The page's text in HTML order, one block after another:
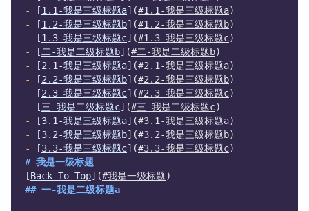
-
[1.1-我是三级标题a](#1.1-我是三级标题a)
-
[1.2-我是三级标题b](#1.2-我是三级标题b)
-
[1.3-我是三级标题c](#1.3-我是三级标题c)
-
[二-我是二级标题b](#二-我是二级标题b)
-
[2.1-我是三级标题a](#2.1-我是三级标题a)
-
[2.2-我是三级标题b](#2.2-我是三级标题b)
-
[2.3-我是三级标题c](#2.3-我是三级标题c)
-
[三-我是二级标题c](#三-我是二级标题c)
-
[3.1-我是三级标题a](#3.1-我是三级标题a)
-
[3.2-我是三级标题b](#3.2-我是三级标题b)
-
[3.3-我是三级标题c](#3.3-我是三级标题c)
# 我是一级标题
[Back-To-Top](#我是一级标题)
## 一-我是二级标题a